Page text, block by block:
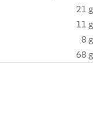
21 g
11 g
8 g
68 g